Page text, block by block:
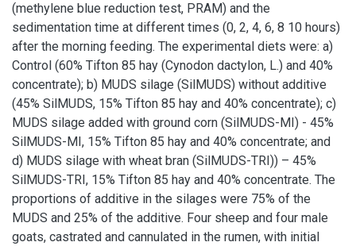
(methylene blue reduction test, PRAM) and the
sedimentation time at different times (0, 2, 4, 6, 8 10 hours)
after the morning feeding. The experimental diets were: a)
Control (60% Tifton 85 hay (Cynodon dactylon, L.) and 40%
concentrate); b) MUDS silage (SilMUDS) without additive
(45% SilMUDS, 15% Tifton 85 hay and 40% concentrate); c)
MUDS silage added with ground corn (SilMUDS-MI) - 45%
SilMUDS-MI, 15% Tifton 85 hay and 40% concentrate; and
d) MUDS silage with wheat bran (SilMUDS-TRI)) – 45%
SilMUDS-TRI, 15% Tifton 85 hay and 40% concentrate. The
proportions of additive in the silages were 75% of the
MUDS and 25% of the additive. Four sheep and four male
goats, castrated and cannulated in the rumen, with initial